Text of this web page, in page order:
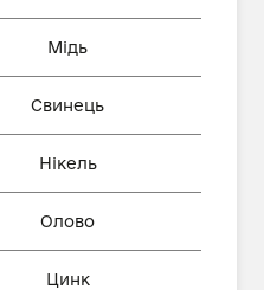
Мідь
Свинець
Нікель
Олово
Цинк